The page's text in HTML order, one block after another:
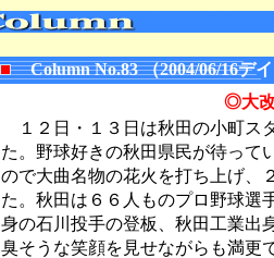
Column No.83 （2004/06/16デ
◎大
１２日・１３日は秋田の小町ス
た。野球好きの秋田県民が待って
ので大曲名物の花火を打ち上げ、
た。秋田は６６人ものプロ野球選
身の石川投手の登板、秋田工業出
臭そうな笑顔を見せながらも満更